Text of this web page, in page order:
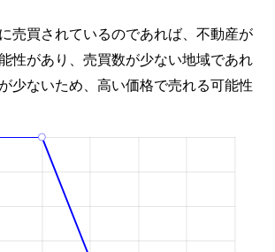
売買されているのであれば、不動産が
性があり、売買数が少ない地域であれ
少ないため、高い価格で売れる可能性